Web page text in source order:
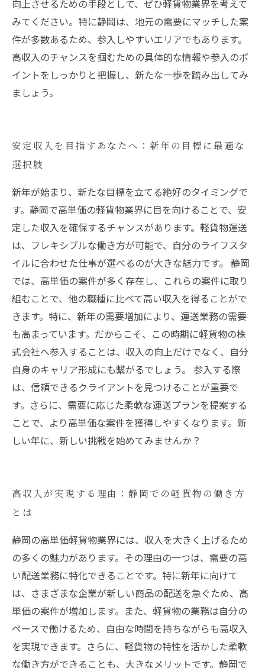
向上させるための手段として、ぜひ軽貨物業界を考えて
みてください。特に静岡は、地元の需要にマッチした案
件が多数あるため、参入しやすいエリアでもあります。
高収入のチャンスを掴むための具体的な情報や参入のポ
イントをしっかりと把握し、新たな一歩を踏み出してみ
ましょう。
安定収入を目指すあなたへ：新年の目標に最適な
選択肢
新年が始まり、新たな目標を立てる絶好のタイミングで
す。静岡で高単価の軽貨物業界に目を向けることで、安
定した収入を確保するチャンスがあります。軽貨物運送
は、フレキシブルな働き方が可能で、自分のライフスタ
イルに合わせた仕事が選べるのが大きな魅力です。 静岡
では、高単価の案件が多く存在し、これらの案件に取り
組むことで、他の職種に比べて高い収入を得ることがで
きます。特に、新年の需要増加により、運送業務の需要
も高まっています。だからこそ、この時期に軽貨物の株
式会社へ参入することは、収入の向上だけでなく、自分
自身のキャリア形成にも繋がるでしょう。 参入する際
は、信頼できるクライアントを見つけることが重要で
す。さらに、需要に応じた柔軟な運送プランを提案する
ことで、より高単価な案件を獲得しやすくなります。新
しい年に、新しい挑戦を始めてみませんか？
高収入が実現する理由：静岡での軽貨物の働き方
とは
静岡の高単価軽貨物業界には、収入を大きく上げるため
の多くの魅力があります。その理由の一つは、需要の高
い配送業務に特化できることです。特に新年に向けて
は、さまざまな企業が新しい商品の配送を急ぐため、高
単価の案件が増加します。また、軽貨物の業務は自分の
ペースで働けるため、自由な時間を持ちながらも高収入
を実現できます。さらに、軽貨物の特性を活かした柔軟
な働き方ができることも、大きなメリットです。静岡で